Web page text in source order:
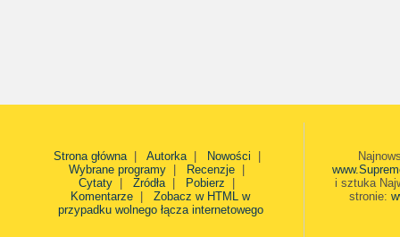
Strona główna| Autorka| Nowości
Wybrane programy
Recenzje
Cytaty
Źródła| Pobierz
Komentarze
Zobacz w HTML w
przypadku wolnego łącza internetowego
i sztuka
stronie: